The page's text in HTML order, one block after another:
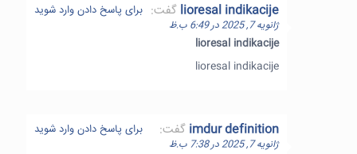
lioresal indikacije گفت:
ژانویه 7, 2025 در 6:49 ب.ظ
lioresal indikacije
lioresal indikacije
برای پاسخ دادن وارد شوید
imdur definition گفت:
ژانویه 7, 2025 در 7:38 ب.ظ
برای پاسخ دادن وارد شوید